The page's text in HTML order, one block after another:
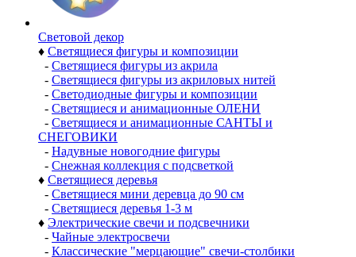
Световой декор
♦ Светящиеся фигуры и композиции
- Светящиеся фигуры из акрила
- Светящиеся фигуры из акриловых нитей
- Светодиодные фигуры и композиции
- Светящиеся и анимационные ОЛЕНИ
- Светящиеся и анимационные САНТЫ и
СНЕГОВИКИ
- Надувные новогодние фигуры
- Снежная коллекция с подсветкой
♦ Светящиеся деревья
- Светящиеся мини деревца до 90 см
- Светящиеся деревья 1-3 м
♦ Электрические свечи и подсвечники
- Чайные электросвечи
- Классические "мерцающие" свечи-столбики